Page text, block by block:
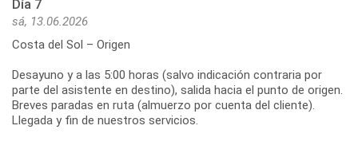
Día 7
sá, 13.06.2026
Costa del Sol – Origen
Desayuno y a las 5:00 horas (salvo indicación contraria por
parte del asistente en destino), salida hacia el punto de origen.
Breves paradas en ruta (almuerzo por cuenta del cliente).
Llegada y fin de nuestros servicios.